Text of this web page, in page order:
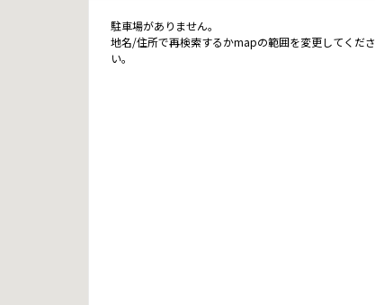
駐車場がありません。
地名/住所で再検索するかmapの範囲を変更してくださ
い。